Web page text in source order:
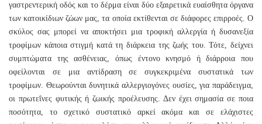
γαστρεντερική οδός και το δέρμα είναι δύο εξαιρετικά ευαίσθητα όργανα
των κατοικίδιων ζώων μας, τα οποία εκτίθενται σε διάφορες επιρροές. Ο
σκύλος σας μπορεί να αποκτήσει μια τροφική αλλεργία ή δυσανεξία
τροφίμων κάποια στιγμή κατά τη διάρκεια της ζωής του. Τότε, δείχνει
συμπτώματα της ασθένειας, όπως έντονο κνησμό ή διάρροια που
οφείλονται σε μια αντίδραση σε συγκεκριμένα συστατικά των
τροφίμων. Θεωρούνται δυνητικά αλλεργιογόνες ουσίες, για παράδειγμα,
οι πρωτεΐνες φυτικής ή ζωικής προέλευσης. Δεν έχει σημασία σε ποια
ποσότητα, το σχετικό συστατικό αρκεί ακόμα και σε ελάχιστες